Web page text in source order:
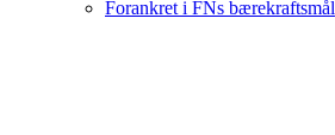
Forankret i FNs bærekraftsmål